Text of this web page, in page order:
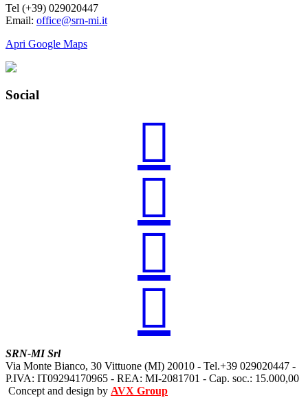
Tel (+39) 029020447
Email: office@srn-mi.it
Apri Google Maps
Social




SRN-MI Srl
Via Monte Bianco, 30 Vittuone (MI) 20010 - Tel.+39 029020447 -
P.IVA: IT09294170965 - REA: MI-2081701 - Cap. soc.: 15.000,00
Concept and design by AVX Group